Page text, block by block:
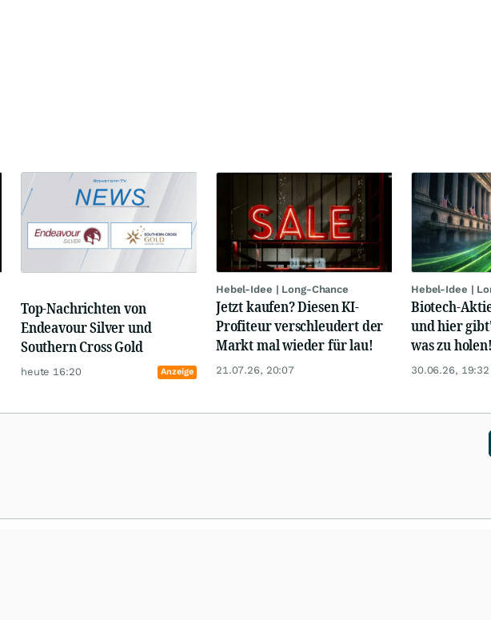
Top-Nachrichten von
Endeavour Silver und
Southern Cross Gold
heute 16:20 Anzeige
Hebel-Idee | Long-Chance
Jetzt kaufen? Diesen KI-
Profiteur verschleudert der
Markt mal wieder für lau!
21.07.26, 20:07
Hebel-Idee |
Biotech-
und hier
was zu holen!
30.06.26, 19:32